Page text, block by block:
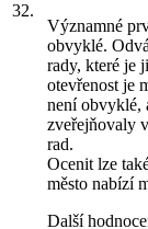
32.
Významné
obvyklé.
rady, které je
otevřenost je
není obvyklé,
zveřejňovaly
rad.
Ocenit lze
město nabízí
Další